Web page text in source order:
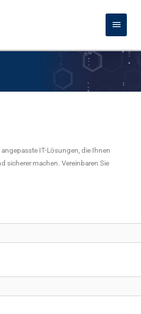
IT-Lösungen, die Ihnen
sicherer machen. Vereinbaren Sie